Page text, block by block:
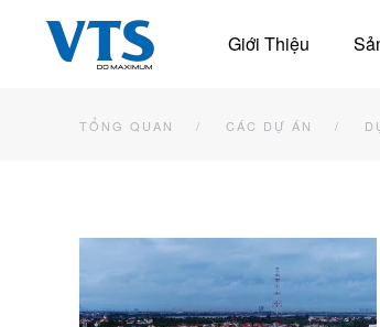
Skip to main content Giới Thiệu
TỔNG QUAN CÁC DỰ ÁN